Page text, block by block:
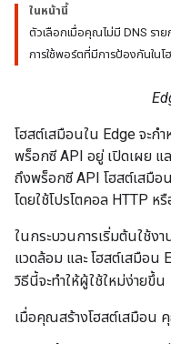
ในหน้านี้
ตัวเลือกเมื่อคุณไม่มี DNS ราย
การใช้พอร์ตที่มีการป้องกันในโ
โฮสต์เสมือนใน Edge จะก
พร็อกซี API อยู่ เปิดเผย แ
ถึงพร็อกซี API โฮสต์เสมือ
โดยใช้โปรโตคอล HTTP ห
ในกระบวนการเริ่มต้นใช้ง
แวดล้อม และ โฮสต์เสมือน
วิธีนี้จะทำให้ผู้ใช้ใหม่ง่ายขึ้น
เมื่อคุณสร้างโฮสต์เสมือน